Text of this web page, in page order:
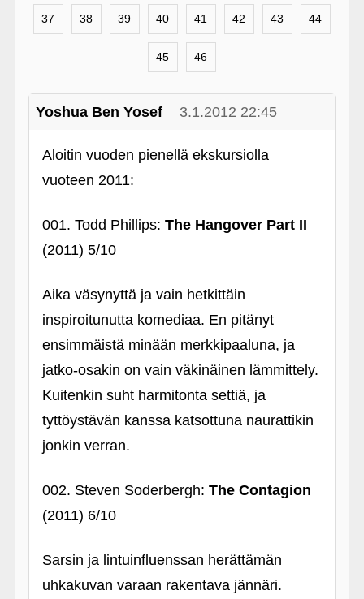
37 38 39 40 41 42 43 44
45 46
Yoshua Ben Yosef 3.1.2012 22:45
Aloitin vuoden pienellä ekskursiolla
vuoteen 2011:
001. Todd Phillips: The Hangover Part II
(2011) 5/10
Aika väsynyttä ja vain hetkittäin
inspiroitunutta komediaa. En pitänyt
ensimmäistä minään merkkipaaluna, ja
jatko-osakin on vain väkinäinen lämmittely.
Kuitenkin suht harmitonta settiä, ja
tyttöystävän kanssa katsottuna naurattikin
jonkin verran.
002. Steven Soderbergh: The Contagion
(2011) 6/10
Sarsin ja lintuinfluenssan herättämän
uhkakuvan varaan rakentava jännäri.